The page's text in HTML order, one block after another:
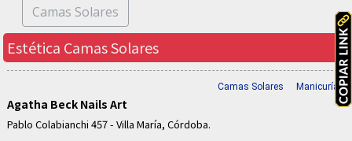
Camas Solares
Estética Camas Solares
Camas Solares Manicuría
Agatha Beck Nails Art
Pablo Colabianchi 457 - Villa María, Córdoba.